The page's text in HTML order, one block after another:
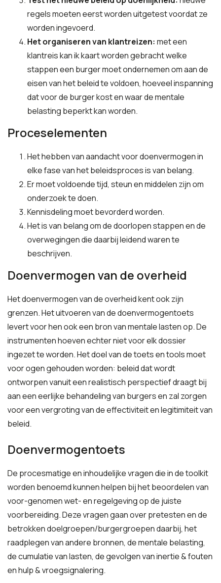
regels moeten eerst worden uitgetest voordat ze
worden ingevoerd.
Het organiseren van klantreizen: met een
klantreis kan ik kaart worden gebracht welke
stappen een burger moet ondernemen om aan de
eisen van het beleid te voldoen, hoeveel inspanning
dat voor de burger kost en waar de mentale
belasting beperkt kan worden.
Proceselementen
Het hebben van aandacht voor doenvermogen in
elke fase van het beleidsproces is van belang.
Er moet voldoende tijd, steun en middelen zijn om
onderzoek te doen.
Kennisdeling moet bevorderd worden.
Het is van belang om de doorlopen stappen en de
overwegingen die daarbij leidend waren te
beschrijven.
Doenvermogen van de overheid
Het doenvermogen van de overheid kent ook zijn
grenzen. Het uitvoeren van de doenvermogentoets
levert voor hen ook een bron van mentale lasten op. De
instrumenten hoeven echter niet voor elk dossier
ingezet te worden. Het doel van de toets en tools moet
voor ogen gehouden worden: beleid dat wordt
ontworpen vanuit een realistisch perspectief draagt bij
aan een eerlijke behandeling van burgers en zal zorgen
voor een vergroting van de effectiviteit en legitimiteit van
beleid.
Doenvermogentoets
De procesmatige en inhoudelijke vragen die in de toolkit
worden benoemd kunnen helpen bij het beoordelen van
voor-genomen wet- en regelgeving op de juiste
voorbereiding. Deze vragen gaan over pretesten en de
betrokken doelgroepen/burgergroepen daarbij, het
raadplegen van andere bronnen, de mentale belasting,
de cumulatie van lasten, de gevolgen van inertie & fouten
en hulp & vroegsignalering.